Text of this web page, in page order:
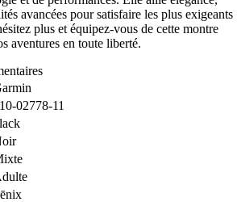
avancées pour satisfaire les plus exigeants
plus et équipez-vous de cette montre
aventures en toute liberté.
02778-11